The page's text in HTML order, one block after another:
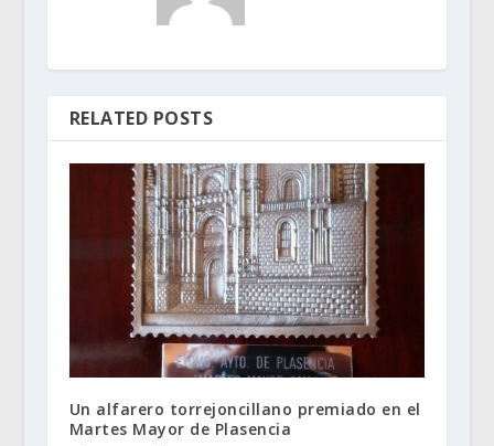
RELATED POSTS
Un alfarero torrejoncillano premiado en el
Martes Mayor de Plasencia